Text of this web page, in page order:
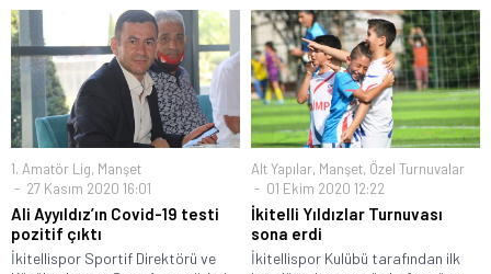
1. Amatör Lig, Manşet
27 Kasım 2020 16:01
Ali Ayyıldız’ın Covid-19 testi
pozitif çıktı
İkitellispor Sportif Direktörü ve
Alt Yapılar, Manşet, Özel Turnuvalar
01 Ekim 2020 12:22
İkitelli Yıldızlar Turnuvası
sona erdi
İkitellispor Kulübü tarafından ilk